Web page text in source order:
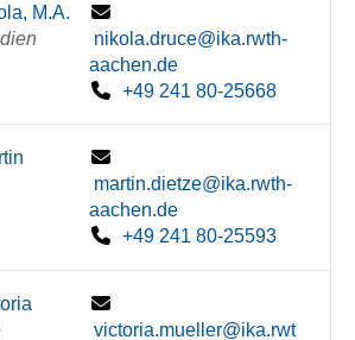
M.A.
nikola.druce@ika.rwth-
aachen.de
+49 241 80-25668
martin.dietze@ika.rwth-
aachen.de
+49 241 80-25593
victoria.mueller@ika.rwt